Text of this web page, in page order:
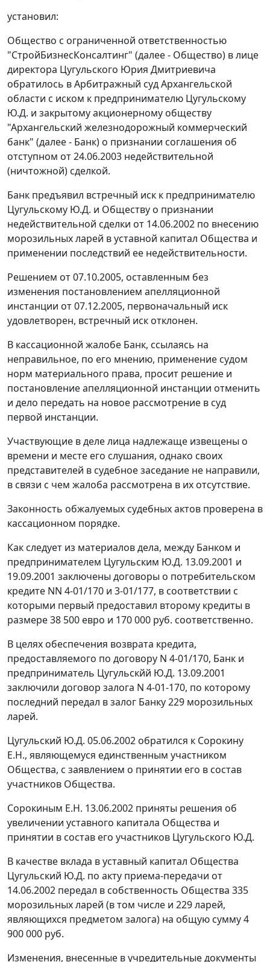
установил:
Общество с ограниченной ответственностью
"СтройБизнесКонсалтинг" (далее - Общество) в лице
директора Цугульского Юрия Дмитриевича
обратилось в Арбитражный суд Архангельской
области с иском к предпринимателю Цугульскому
Ю.Д. и закрытому акционерному обществу
"Архангельский железнодорожный коммерческий
банк" (далее - Банк) о признании соглашения об
отступном от 24.06.2003 недействительной
(ничтожной) сделкой.
Банк предъявил встречный иск к предпринимателю
Цугульскому Ю.Д. и Обществу о признании
недействительной сделки от 14.06.2002 по внесению
морозильных ларей в уставной капитал Общества и
применении последствий ее недействительности.
Решением от 07.10.2005, оставленным без
изменения постановлением апелляционной
инстанции от 07.12.2005, первоначальный иск
удовлетворен, встречный иск отклонен.
В кассационной жалобе Банк, ссылаясь на
неправильное, по его мнению, применение судом
норм материального права, просит решение и
постановление апелляционной инстанции отменить
и дело передать на новое рассмотрение в суд
первой инстанции.
Участвующие в деле лица надлежаще извещены о
времени и месте его слушания, однако своих
представителей в судебное заседание не направили,
в связи с чем жалоба рассмотрена в их отсутствие.
Законность обжалуемых судебных актов проверена в
кассационном порядке.
Как следует из материалов дела, между Банком и
предпринимателем Цугульским Ю.Д. 13.09.2001 и
19.09.2001 заключены договоры о потребительском
кредите NN 4-01/170 и 3-01/177, в соответствии с
которыми первый предоставил второму кредиты в
размере 38 500 евро и 170 000 руб. соответственно.
В целях обеспечения возврата кредита,
предоставляемого по договору N 4-01/170, Банк и
предприниматель Цугульскйй Ю.Д. 13.09.2001
заключили договор залога N 4-01-170, по которому
последний передал в залог Банку 229 морозильных
ларей.
Цугульский Ю.Д. 05.06.2002 обратился к Сорокину
Е.Н., являющемуся единственным участником
Общества, с заявлением о принятии его в состав
участников Общества.
Сорокиным Е.Н. 13.06.2002 приняты решения об
увеличении уставного капитала Общества и
принятии в состав его участников Цугульского Ю.Д.
В качестве вклада в уставный капитал Общества
Цугульский Ю.Д. по акту приема-передачи от
14.06.2002 передал в собственность Общества 335
морозильных ларей (в том числе и 229 ларей,
являющихся предметом залога) на общую сумму 4
900 000 руб.
Изменения, внесенные в учредительные документы